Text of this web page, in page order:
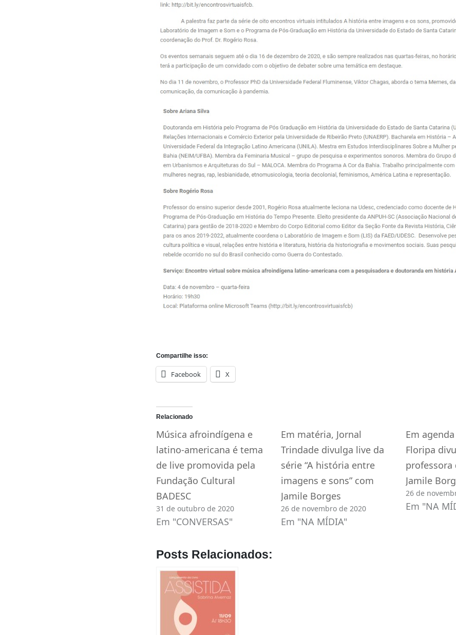
Compartilhe isso:
Facebook X
Relacionado
Música afroindígena e
latino-americana é tema
de live promovida pela
Fundação Cultural
BADESC
31 de outubro de 2020
Em "CONVERSAS"
Em matéria, Jornal
Trindade divulga live da
série “A história entre
imagens e sons” com
Jamile Borges
26 de novembro de 2020
Em "NA MÍDIA"
Em
Floripa
professora
Jamile
26 de
Em "NA
Posts Relacionados: